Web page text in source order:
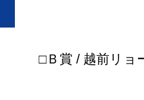
□Ｂ賞 / 越前リョ